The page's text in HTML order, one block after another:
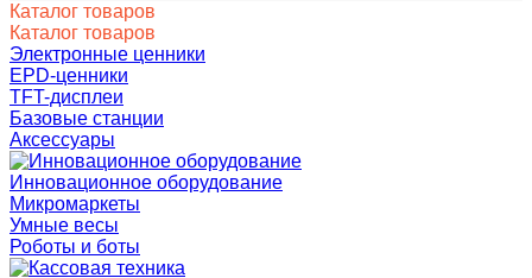
Каталог товаров
Каталог товаров
Электронные ценники
EPD-ценники
TFT-дисплеи
Базовые станции
Аксессуары
Инновационное оборудование
Микромаркеты
Умные весы
Роботы и боты